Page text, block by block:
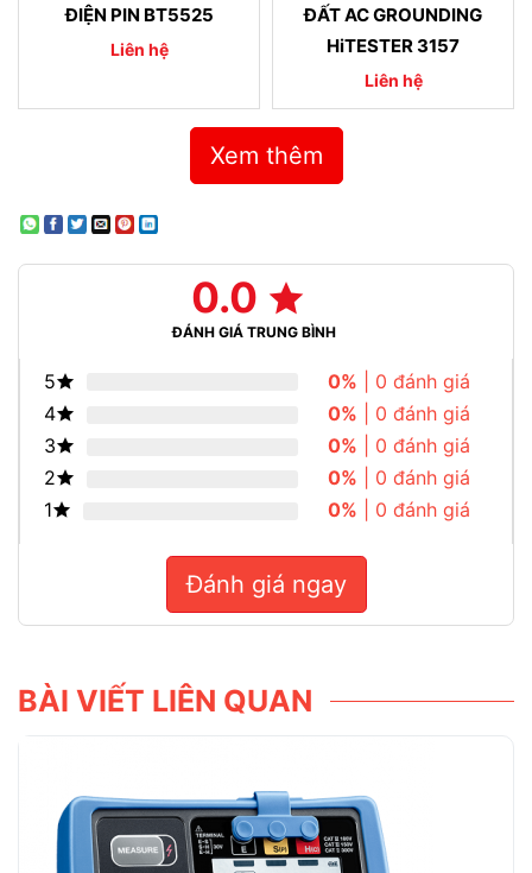
ĐIỆN PIN BT5525
Liên hệ
ĐẤT AC GROUNDING
HiTESTER 3157
Liên hệ
Xem thêm
0.0
ĐÁNH GIÁ TRUNG BÌNH
5 0% | 0 đánh giá
4
0% | 0 đánh giá
3
0% | 0 đánh giá
2
0% | 0 đánh giá
1
0% | 0 đánh giá
Đánh giá ngay
BÀI VIẾT LIÊN QUAN